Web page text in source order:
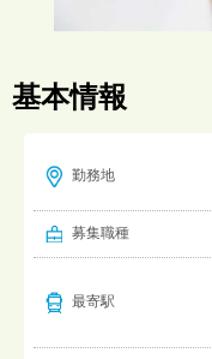
基本情報
勤務地
募集職種
最寄駅